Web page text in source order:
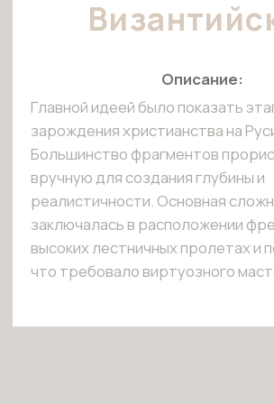
ПОРТФОЛИО
КОНТАКТЫ
+7 (916) 866-57-53
Московская область, г.
Жуковский, ул.
Келдыша, дом 5
info@artfn.ru
+7 (926) 742-96-80